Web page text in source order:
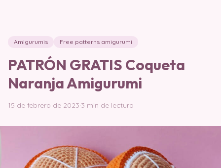
Amigurumis Free patterns amigurumi
PATRÓN GRATIS Coqueta
Naranja Amigurumi
15 de febrero de 2023·3 min de lectura